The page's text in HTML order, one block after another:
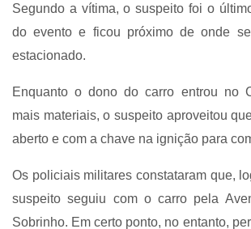
Segundo a vítima, o suspeito foi o
do evento e ficou próximo de onde
estacionado.
Enquanto o dono do carro entrou no
mais materiais, o suspeito aproveitou
aberto e com a chave na ignição para
Os policiais militares constataram que,
suspeito seguiu com o carro pela
Sobrinho. Em certo ponto, no entanto,